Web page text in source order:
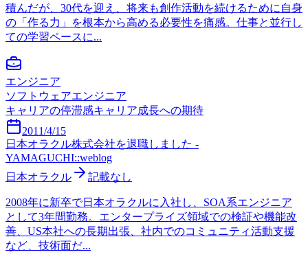
積んだが、30代を迎え、将来も創作活動を続けるために自身
の「作る力」を根本から高める必要性を痛感。仕事と並行し
ての学習ペースに...
エンジニア
ソフトウェアエンジニア
キャリアの停滞感キャリア成長への期待
2011/4/15
日本オラクル株式会社を退職しました -
YAMAGUCHI::weblog
日本オラクル
記載なし
2008年に新卒で日本オラクルに入社し、SOA系エンジニア
として3年間勤務。エンタープライズ領域での検証や機能改
善、US本社への長期出張、社内でのコミュニティ活動支援
など、技術面だ...